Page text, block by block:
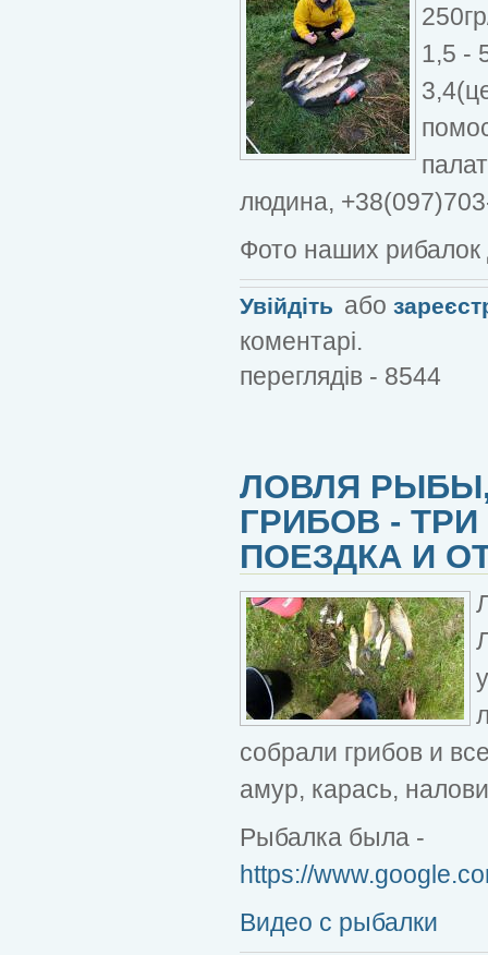
1,5 -
людина,
Фото наших
Увійдіть або
коментарі.
переглядів - 8544
ЛОВЛЯ
ГРИБОВ -
ПОЕЗДКА И
собрали грибов и
амур, карась,
Рыбалка была -
https://
Видео с рыбалки